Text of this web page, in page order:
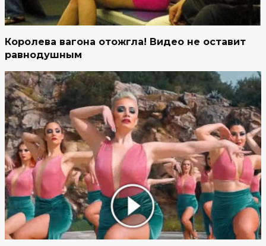
Королева вагона отожгла! Видео не оставит
равнодушным